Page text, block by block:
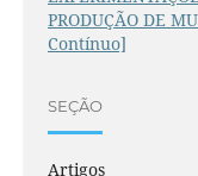
PRODUÇÃO DE
Contínuo]
SEÇÃO
Artigos